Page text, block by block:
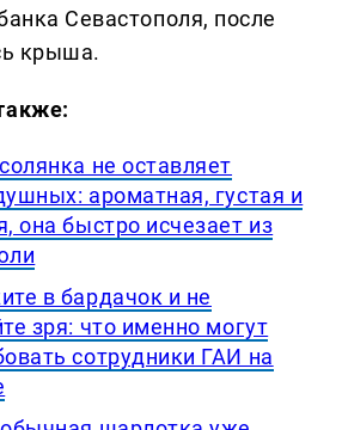
Севастополя, после
крыша.
не оставляет
ароматная, густая и
она быстро исчезает из
в бардачок и не
зря: что именно могут
сотрудники ГАИ на